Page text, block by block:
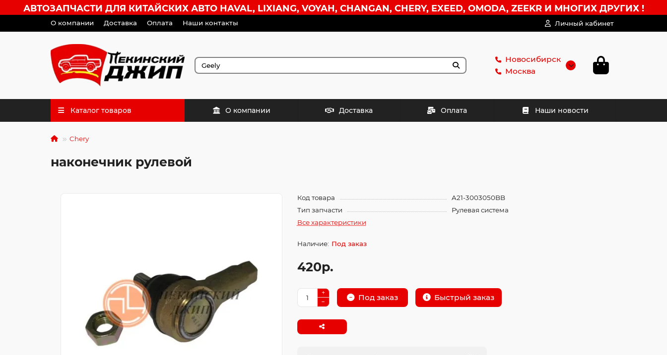
АВТОЗАПЧАСТИ ДЛЯ КИТАЙСКИХ АВТО HAVAL, LIXIANG, VOYAH, CHANGAN, CHERY, EXEED, OMODA, ZEEKR И МНОГИХ ДРУГИХ !
О компании Доставка Оплата Наши контакты Личный кабинет
Новосибирск
Москва
Каталог товаров О компании Доставка Оплата Наши новости
Chery
наконечник рулевой
Код товара
A21-3003050BB
Тип запчасти
Рулевая система
Все характеристики
Под заказ
420р.
Под заказ Быстрый заказ